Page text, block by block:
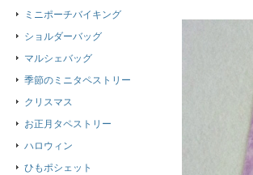
ミニポーチバイキング
ショルダーバッグ
マルシェバッグ
季節のミニタペストリー
クリスマス
お正月タペストリー
ハロウィン
ひもポシェット